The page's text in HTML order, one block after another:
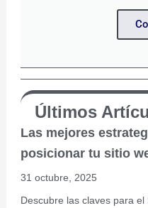
Últimos
Las mejores
posicionar tu sitio
31 octubre, 2025
Descubre las claves para